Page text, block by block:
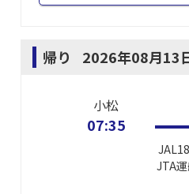
帰り 2026年08月13
小松
07:35
JTA